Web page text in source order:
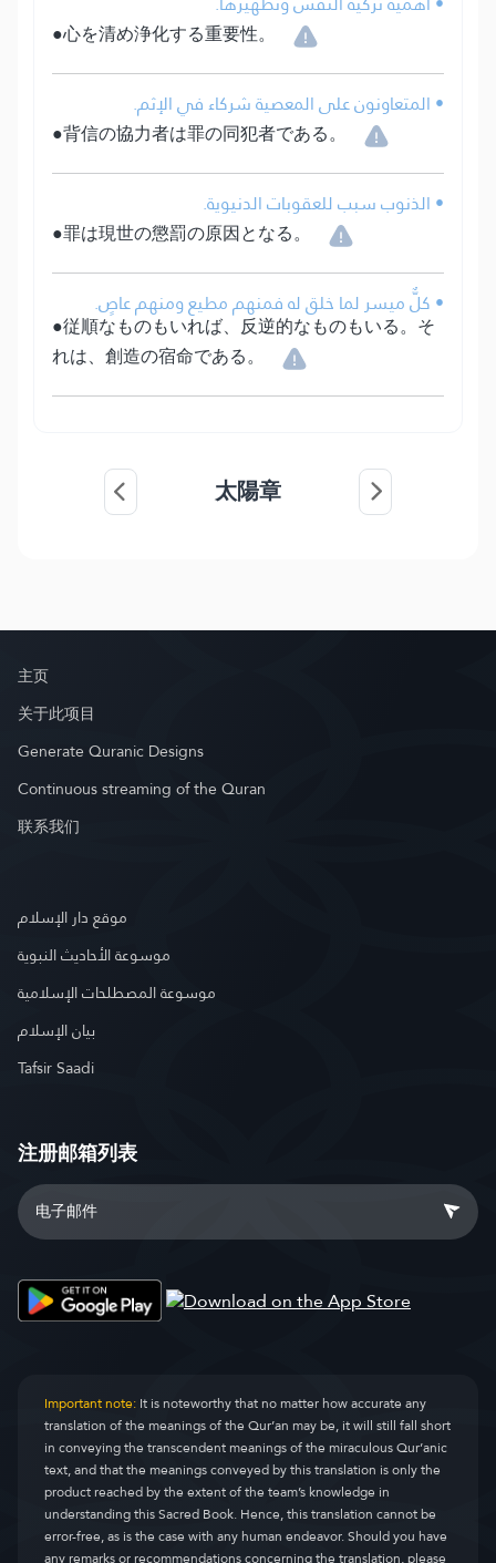
●心を清め浄化する重要性。
• المتعاونون على المعصية شركاء في الإثم.
●背信の協力者は罪の同犯者である。
• الذنوب سبب للعقوبات الدنيوية.
●罪は現世の懲罰の原因となる。
• كلٌّ ميسر لما خلق له فمنهم مطيع ومنهم عاصٍ.
●従順なものもいれば、反逆的なものもいる。そ
れは、創造の宿命である。
太陽章
主页
关于此项目
Generate Quranic Designs
Continuous streaming of the Quran
联系我们
موقع دار الإسلام
موسوعة الأحاديث النبوية
موسوعة المصطلحات الإسلامية
بيان الإسلام
Tafsir Saadi
注册邮箱列表
Important note:It is noteworthy that no matter how accurate any
translation of the meanings of the Qur’an may be, it will still fall short
in conveying the transcendent meanings of the miraculous Qur’anic
text, and that the meanings conveyed by this translation is only the
product reached by the extent of the team’s knowledge in
understanding this Sacred Book. Hence, this translation cannot be
error-free, as is the case with any human endeavor. Should you have